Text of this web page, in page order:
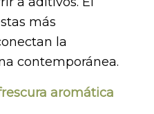
más
la
contemporánea.
aromática